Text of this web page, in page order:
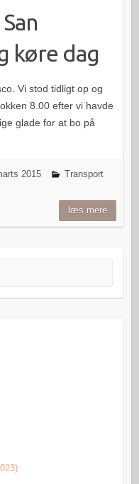
køre dag
Vi stod tidligt op og
8.00 efter vi havde
glade for at bo på
2015
Transport
læs mere